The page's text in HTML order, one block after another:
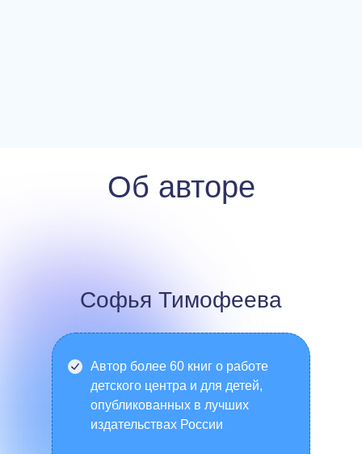
Об авторе
Софья Тимофеева
Автор более 60 книг о работе
детского центра и для детей,
опубликованных в лучших
издательствах России